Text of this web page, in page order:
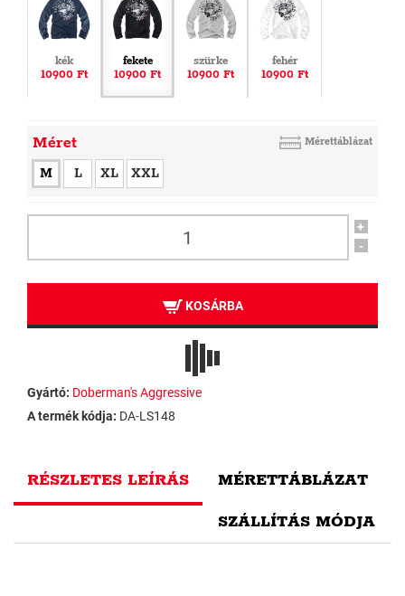
kék
10900 Ft
fekete
10900 Ft
szürke
10900 Ft
fehér
10900 Ft
Méret Mérettáblázat
M L XL XXL
+
-
KOSÁRBA
Gyártó: Doberman's Aggressive
A termék kódja: DA-LS148
RÉSZLETES LEÍRÁS MÉRETTÁBLÁZAT
SZÁLLÍTÁS MÓDJA